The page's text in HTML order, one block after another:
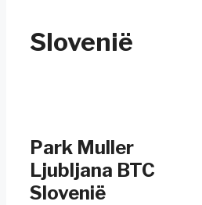
Slovenië
Park Muller
Ljubljana BTC
Slovenië